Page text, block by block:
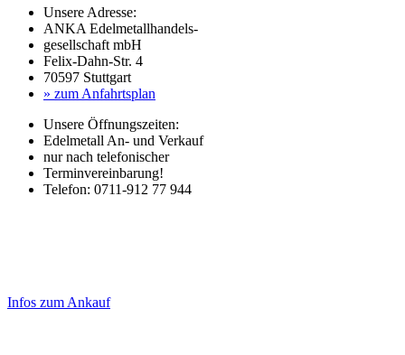
Unsere Adresse:
ANKA Edelmetallhandels-
gesellschaft mbH
Felix-Dahn-Str. 4
70597 Stuttgart
» zum Anfahrtsplan
Unsere Öffnungszeiten:
Edelmetall An- und Verkauf
nur nach telefonischer
Terminvereinbarung!
Telefon: 0711-912 77 944
Sidebar
Infos zum Ankauf